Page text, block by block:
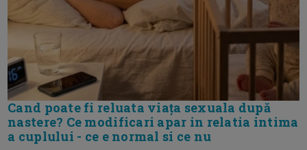
Cand poate fi reluata viața sexuala după
nastere? Ce modificari apar in relatia intima
a cuplului - ce e normal si ce nu